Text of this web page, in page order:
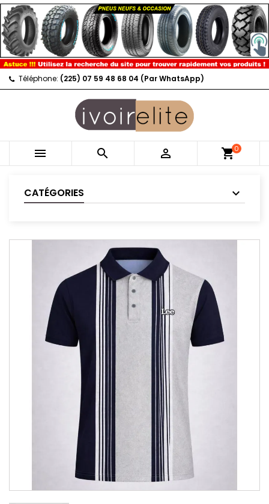
Téléphone: (225) 07 59 48 68 04 (Par WhatsApp)
   shopping_cart0
CATÉGORIES